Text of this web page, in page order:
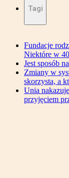
Tagi
Fundacje
Niektóre w
Jest sposób
Zmiany w
skorzysta, a
Unia
przyjęciem